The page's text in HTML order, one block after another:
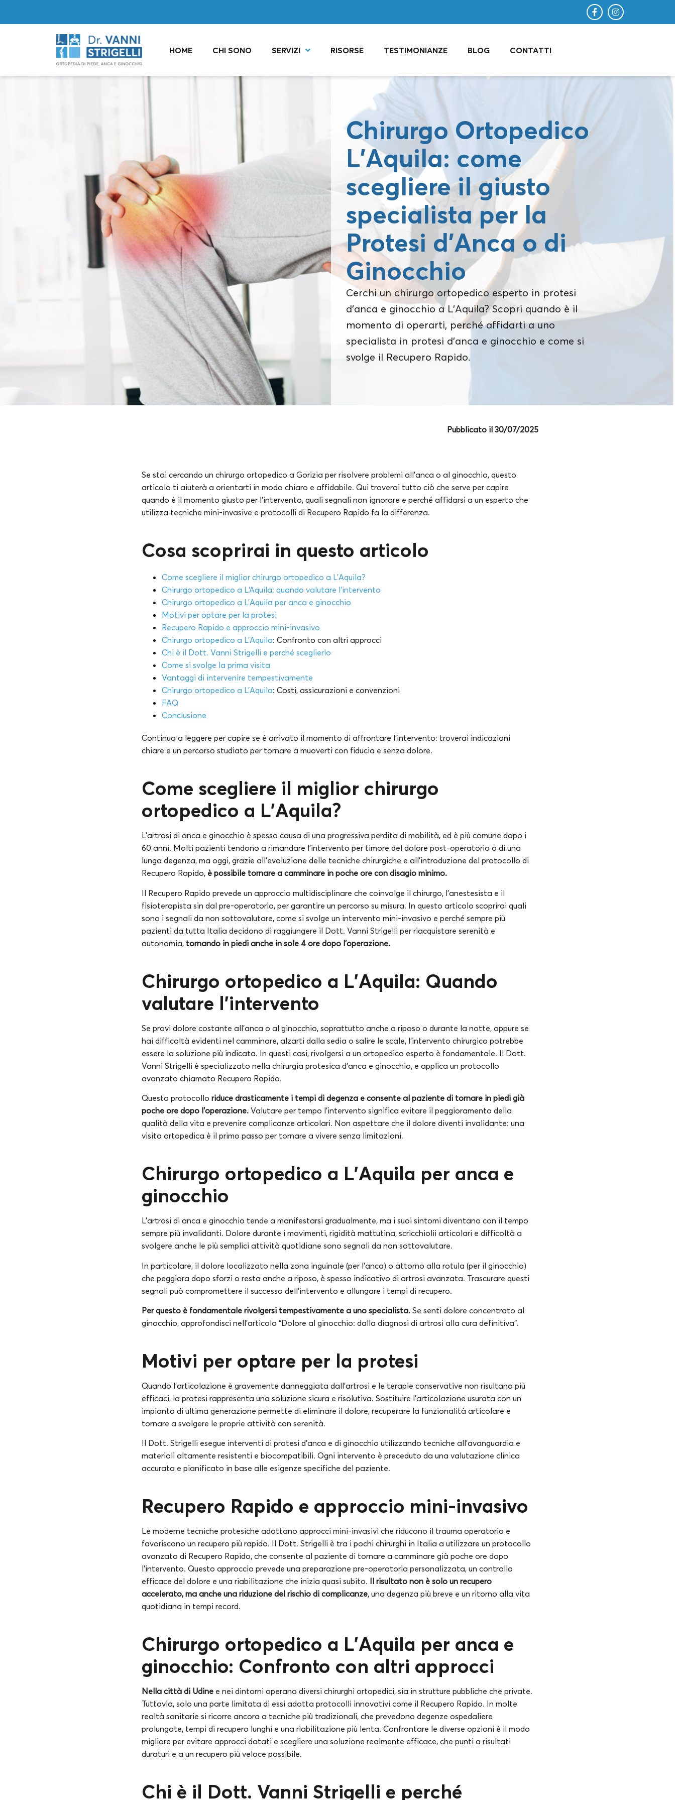
HOME CHI SONO SERVIZI RISORSE TESTIMONIANZE BLOG CONTATTI
Chirurgo Ortopedico
L’Aquila: come
scegliere il giusto
specialista per la
Protesi d’Anca o di
Ginocchio
Cerchi un chirurgo ortopedico esperto in protesi
d’anca e ginocchio a L'Aquila? Scopri quando è il
momento di operarti, perché affidarti a uno
specialista in protesi d’anca e ginocchio e come si
svolge il Recupero Rapido.
Pubblicato il 30/07/2025
Se stai cercando un chirurgo ortopedico a Gorizia per risolvere problemi all’anca o al ginocchio, questo
articolo ti aiuterà a orientarti in modo chiaro e affidabile. Qui troverai tutto ciò che serve per capire
quando è il momento giusto per l’intervento, quali segnali non ignorare e perché affidarsi a un esperto che
utilizza tecniche mini-invasive e protocolli di Recupero Rapido fa la differenza.
Cosa scoprirai in questo articolo
Come scegliere il miglior chirurgo ortopedico a L’Aquila?
Chirurgo ortopedico a L‘Aquila: quando valutare l’intervento
Chirurgo ortopedico a L’Aquila per anca e ginocchio
Motivi per optare per la protesi
Recupero Rapido e approccio mini-invasivo
Chirurgo ortopedico a L’Aquila: Confronto con altri approcci
Chi è il Dott. Vanni Strigelli e perché sceglierlo
Come si svolge la prima visita
Vantaggi di intervenire tempestivamente
Chirurgo ortopedico a L’Aquila: Costi, assicurazioni e convenzioni
FAQ
Conclusione
Continua a leggere per capire se è arrivato il momento di affrontare l’intervento: troverai indicazioni
chiare e un percorso studiato per tornare a muoverti con fiducia e senza dolore.
Come scegliere il miglior chirurgo
ortopedico a L’Aquila?
L’artrosi di anca e ginocchio è spesso causa di una progressiva perdita di mobilità, ed è più comune dopo i
60 anni. Molti pazienti tendono a rimandare l’intervento per timore del dolore post-operatorio o di una
lunga degenza, ma oggi, grazie all’evoluzione delle tecniche chirurgiche e all’introduzione del protocollo di
Recupero Rapido, è possibile tornare a camminare in poche ore con disagio minimo.
Il Recupero Rapido prevede un approccio multidisciplinare che coinvolge il chirurgo, l’anestesista e il
fisioterapista sin dal pre-operatorio, per garantire un percorso su misura. In questo articolo scoprirai quali
sono i segnali da non sottovalutare, come si svolge un intervento mini-invasivo e perché sempre più
pazienti da tutta Italia decidono di raggiungere il Dott. Vanni Strigelli per riacquistare serenità e
autonomia, tornando in piedi anche in sole 4 ore dopo l’operazione.
Chirurgo ortopedico a L’Aquila: Quando
valutare l’intervento
Se provi dolore costante all’anca o al ginocchio, soprattutto anche a riposo o durante la notte, oppure se
hai difficoltà evidenti nel camminare, alzarti dalla sedia o salire le scale, l’intervento chirurgico potrebbe
essere la soluzione più indicata. In questi casi, rivolgersi a un ortopedico esperto è fondamentale. Il Dott.
Vanni Strigelli è specializzato nella chirurgia protesica d’anca e ginocchio, e applica un protocollo
avanzato chiamato Recupero Rapido.
Questo protocollo riduce drasticamente i tempi di degenza e consente al paziente di tornare in piedi già
poche ore dopo l’operazione. Valutare per tempo l’intervento significa evitare il peggioramento della
qualità della vita e prevenire complicanze articolari. Non aspettare che il dolore diventi invalidante: una
visita ortopedica è il primo passo per tornare a vivere senza limitazioni.
Chirurgo ortopedico a L’Aquila per anca e
ginocchio
L’artrosi di anca e ginocchio tende a manifestarsi gradualmente, ma i suoi sintomi diventano con il tempo
sempre più invalidanti. Dolore durante i movimenti, rigidità mattutina, scricchiolii articolari e difficoltà a
svolgere anche le più semplici attività quotidiane sono segnali da non sottovalutare.
In particolare, il dolore localizzato nella zona inguinale (per l’anca) o attorno alla rotula (per il ginocchio)
che peggiora dopo sforzi o resta anche a riposo, è spesso indicativo di artrosi avanzata. Trascurare questi
segnali può compromettere il successo dell’intervento e allungare i tempi di recupero.
Per questo è fondamentale rivolgersi tempestivamente a uno specialista. Se senti dolore concentrato al
ginocchio, approfondisci nell’articolo “Dolore al ginocchio: dalla diagnosi di artrosi alla cura definitiva”.
Motivi per optare per la protesi
Quando l’articolazione è gravemente danneggiata dall’artrosi e le terapie conservative non risultano più
efficaci, la protesi rappresenta una soluzione sicura e risolutiva. Sostituire l’articolazione usurata con un
impianto di ultima generazione permette di eliminare il dolore, recuperare la funzionalità articolare e
tornare a svolgere le proprie attività con serenità.
Il Dott. Strigelli esegue interventi di protesi d’anca e di ginocchio utilizzando tecniche all’avanguardia e
materiali altamente resistenti e biocompatibili. Ogni intervento è preceduto da una valutazione clinica
accurata e pianificato in base alle esigenze specifiche del paziente.
Recupero Rapido e approccio mini-invasivo
Le moderne tecniche protesiche adottano approcci mini-invasivi che riducono il trauma operatorio e
favoriscono un recupero più rapido. Il Dott. Strigelli è tra i pochi chirurghi in Italia a utilizzare un protocollo
avanzato di Recupero Rapido, che consente al paziente di tornare a camminare già poche ore dopo
l’intervento. Questo approccio prevede una preparazione pre-operatoria personalizzata, un controllo
efficace del dolore e una riabilitazione che inizia quasi subito. Il risultato non è solo un recupero
accelerato, ma anche una riduzione del rischio di complicanze, una degenza più breve e un ritorno alla vita
quotidiana in tempi record.
Chirurgo ortopedico a L’Aquila per anca e
ginocchio: Confronto con altri approcci
Nella città di Udine e nei dintorni operano diversi chirurghi ortopedici, sia in strutture pubbliche che private.
Tuttavia, solo una parte limitata di essi adotta protocolli innovativi come il Recupero Rapido. In molte
realtà sanitarie si ricorre ancora a tecniche più tradizionali, che prevedono degenze ospedaliere
prolungate, tempi di recupero lunghi e una riabilitazione più lenta. Confrontare le diverse opzioni è il modo
migliore per evitare approcci datati e scegliere una soluzione realmente efficace, che punti a risultati
duraturi e a un recupero più veloce possibile.
Chi è il Dott. Vanni Strigelli e perché